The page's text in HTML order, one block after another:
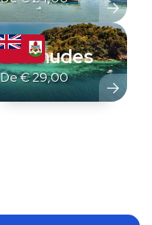
Bermudes
De€29,00